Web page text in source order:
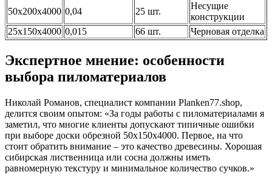
50х200х4000 0,04 25 шт.
Несущие
конструкции
25х150х4000 0,015 66 шт. Черновая отделка
Экспертное мнение: особенности
выбора пиломатериалов
Николай Романов, специалист компании Planken77.shop,
делится своим опытом: «За годы работы с пиломатериалами я
заметил, что многие клиенты допускают типичные ошибки
при выборе доски обрезной 50х150х4000. Первое, на что
стоит обратить внимание – это качество древесины. Хорошая
сибирская лиственница или сосна должны иметь
равномерную текстуру и минимальное количество сучков.»